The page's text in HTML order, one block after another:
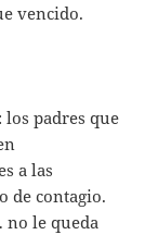
vencido.
los padres que
a las
de contagio.
no le queda